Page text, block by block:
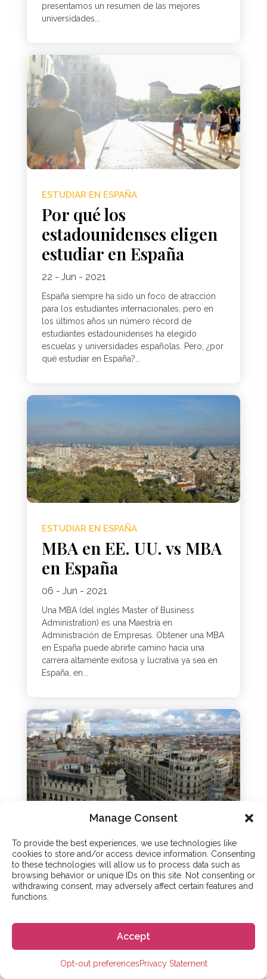
Manage Consent
To provide the best experiences, we use technologies like
cookies to store and/or access device information. Consenting
to these technologies will allow us to process data such as
browsing behavior or unique IDs on this site. Not consenting or
withdrawing consent, may adversely affect certain features and
functions.
Accept
Opt-out preferencesPrivacy Statement
presentamos un resumen de las mejores
universidades...
ESTUDIAR EN ESPAÑA
Por qué los
estadounidenses eligen
estudiar en España
22 - Jun - 2021
España siempre ha sido un foco de atracción
para los estudiantes internacionales, pero en
los últimos años un número récord de
estudiantes estadounidenses ha elegido
escuelas y universidades españolas. Pero, ¿por
qué estudiar en España?...
ESTUDIAR EN ESPAÑA
MBA en EE. UU. vs MBA
en España
06 - Jun - 2021
Una MBA (del inglés Master of Business
Administration) es una Maestría en
Administración de Empresas. Obtener una MBA
en España puede abrirte camino hacia una
carrera altamente exitosa y lucrativa ya sea en
España, en...
ESTUDIAR EN ESPAÑA
Curso TEFL en España |
Cultura Española y
forma fantástica de ganar dinero mientras vives